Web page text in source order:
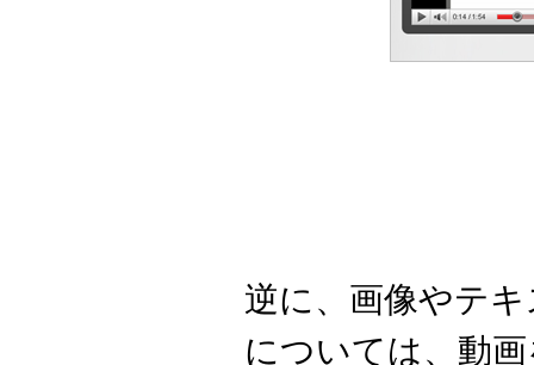
逆に、画像やテ
については、動